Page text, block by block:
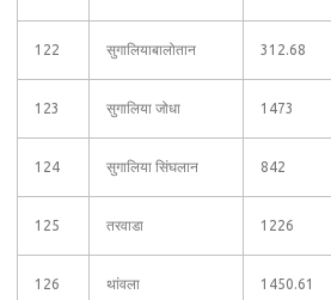
122 सुगालियाबालोतान 312.68
123 सुगालिया जोधा 1473
124 सुगालिया सिंघलान 842
125 तरवाडा 1226
126 थांवला 1450.61